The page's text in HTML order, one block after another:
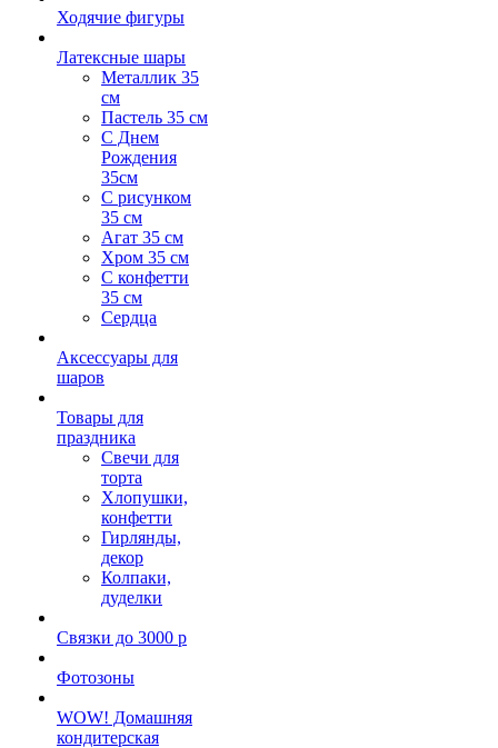
Ходячие фигуры
Латексные шары
Металлик 35
см
Пастель 35 см
С Днем
Рождения
35см
C рисунком
35 см
Агат 35 см
Хром 35 см
С конфетти
35 см
Сердца
Аксессуары для
шаров
Товары для
праздника
Свечи для
торта
Хлопушки,
конфетти
Гирлянды,
декор
Колпаки,
дуделки
Связки до 3000 р
Фотозоны
WOW! Домашняя
кондитерская